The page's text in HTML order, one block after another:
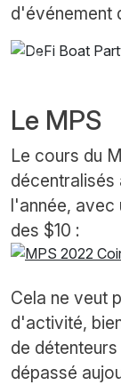
d'événement
Previous
Le MPS
Le cours du
décentralisés
l'année, avec
des $10 :
Cela ne veut
d'activité,
de
dépassé